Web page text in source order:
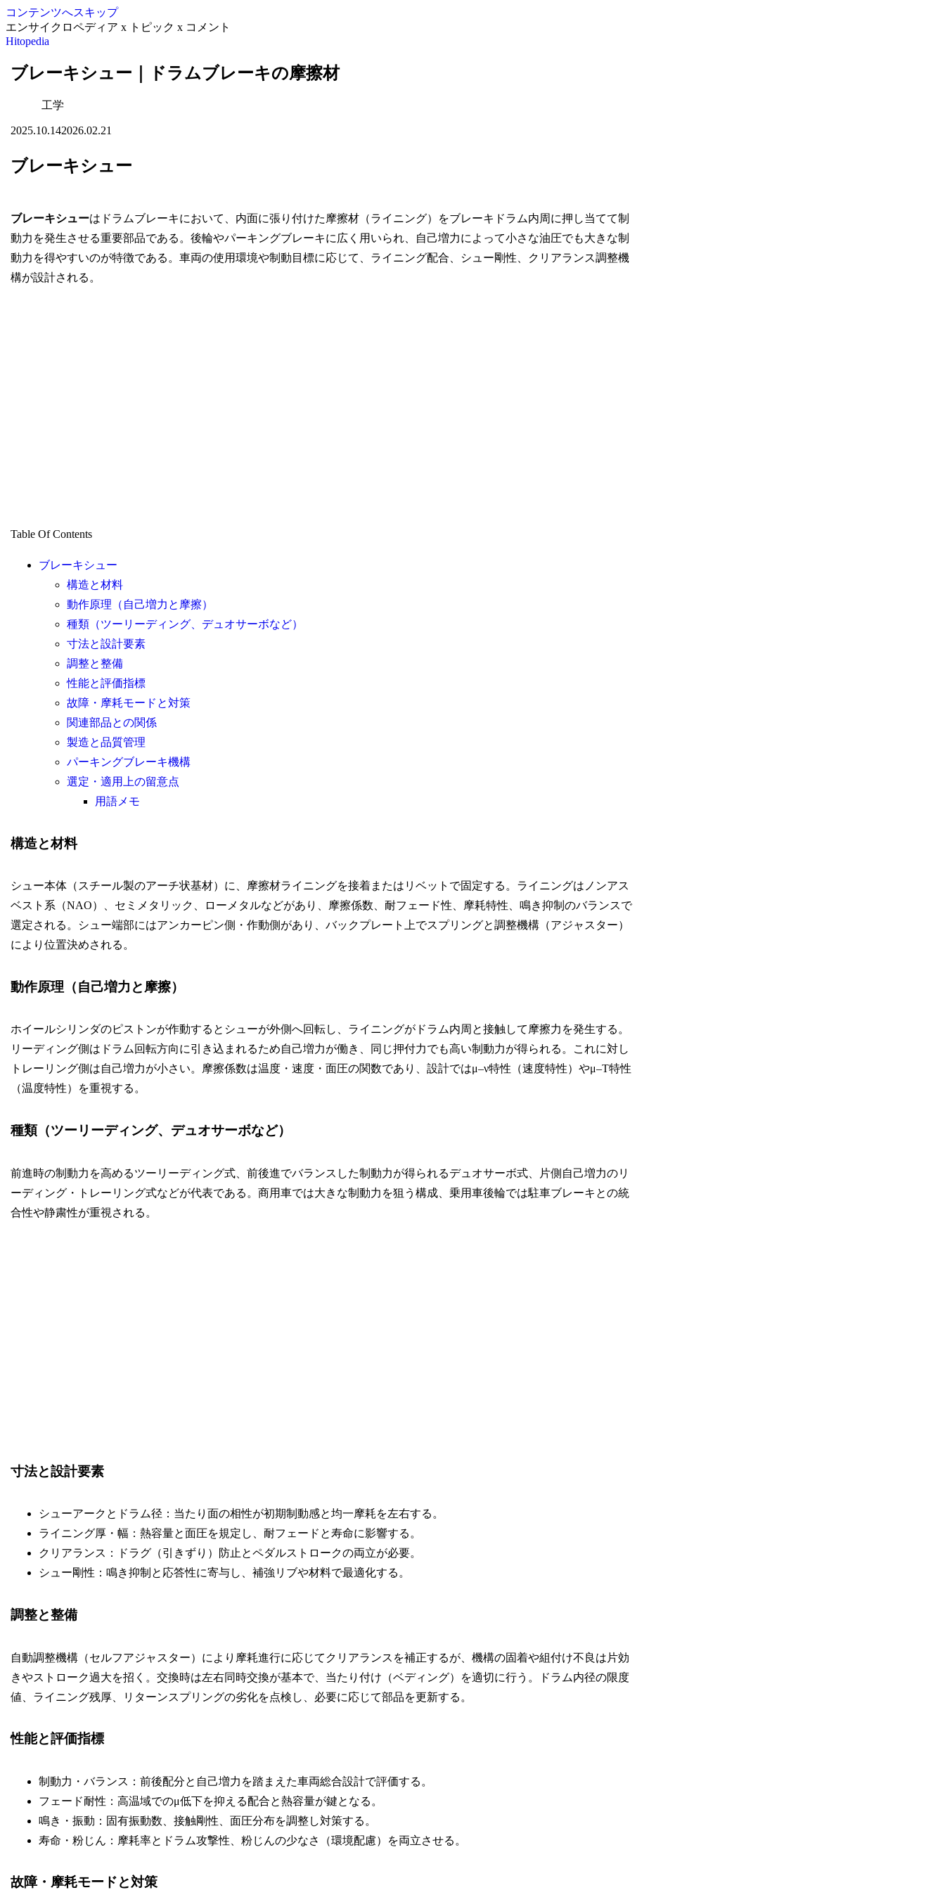
コンテンツへスキップ
エンサイクロペディア x トピック x コメント
Hitopedia
ブレーキシュー｜ドラムブレーキの摩擦材
工学
2025.10.142026.02.21
ブレーキシュー
ブレーキシューはドラムブレーキにおいて、内面に張り付けた摩擦材（ライニング）をブレーキドラム内周に押し当てて制
動力を発生させる重要部品である。後輪やパーキングブレーキに広く用いられ、自己増力によって小さな油圧でも大きな制
動力を得やすいのが特徴である。車両の使用環境や制動目標に応じて、ライニング配合、シュー剛性、クリアランス調整機
構が設計される。
Table Of Contents
ブレーキシュー
構造と材料
動作原理（自己増力と摩擦）
種類（ツーリーディング、デュオサーボなど）
寸法と設計要素
調整と整備
性能と評価指標
故障・摩耗モードと対策
関連部品との関係
製造と品質管理
パーキングブレーキ機構
選定・適用上の留意点
用語メモ
構造と材料
シュー本体（スチール製のアーチ状基材）に、摩擦材ライニングを接着またはリベットで固定する。ライニングはノンアス
ベスト系（NAO）、セミメタリック、ローメタルなどがあり、摩擦係数、耐フェード性、摩耗特性、鳴き抑制のバランスで
選定される。シュー端部にはアンカーピン側・作動側があり、バックプレート上でスプリングと調整機構（アジャスター）
により位置決めされる。
動作原理（自己増力と摩擦）
ホイールシリンダのピストンが作動するとシューが外側へ回転し、ライニングがドラム内周と接触して摩擦力を発生する。
リーディング側はドラム回転方向に引き込まれるため自己増力が働き、同じ押付力でも高い制動力が得られる。これに対し
トレーリング側は自己増力が小さい。摩擦係数は温度・速度・面圧の関数であり、設計ではμ–ν特性（速度特性）やμ–T特性
（温度特性）を重視する。
種類（ツーリーディング、デュオサーボなど）
前進時の制動力を高めるツーリーディング式、前後進でバランスした制動力が得られるデュオサーボ式、片側自己増力のリ
ーディング・トレーリング式などが代表である。商用車では大きな制動力を狙う構成、乗用車後輪では駐車ブレーキとの統
合性や静粛性が重視される。
寸法と設計要素
シューアークとドラム径：当たり面の相性が初期制動感と均一摩耗を左右する。
ライニング厚・幅：熱容量と面圧を規定し、耐フェードと寿命に影響する。
クリアランス：ドラグ（引きずり）防止とペダルストロークの両立が必要。
シュー剛性：鳴き抑制と応答性に寄与し、補強リブや材料で最適化する。
調整と整備
自動調整機構（セルフアジャスター）により摩耗進行に応じてクリアランスを補正するが、機構の固着や組付け不良は片効
きやストローク過大を招く。交換時は左右同時交換が基本で、当たり付け（ベディング）を適切に行う。ドラム内径の限度
値、ライニング残厚、リターンスプリングの劣化を点検し、必要に応じて部品を更新する。
性能と評価指標
制動力・バランス：前後配分と自己増力を踏まえた車両総合設計で評価する。
フェード耐性：高温域でのμ低下を抑える配合と熱容量が鍵となる。
鳴き・振動：固有振動数、接触剛性、面圧分布を調整し対策する。
寿命・粉じん：摩耗率とドラム攻撃性、粉じんの少なさ（環境配慮）を両立させる。
故障・摩耗モードと対策